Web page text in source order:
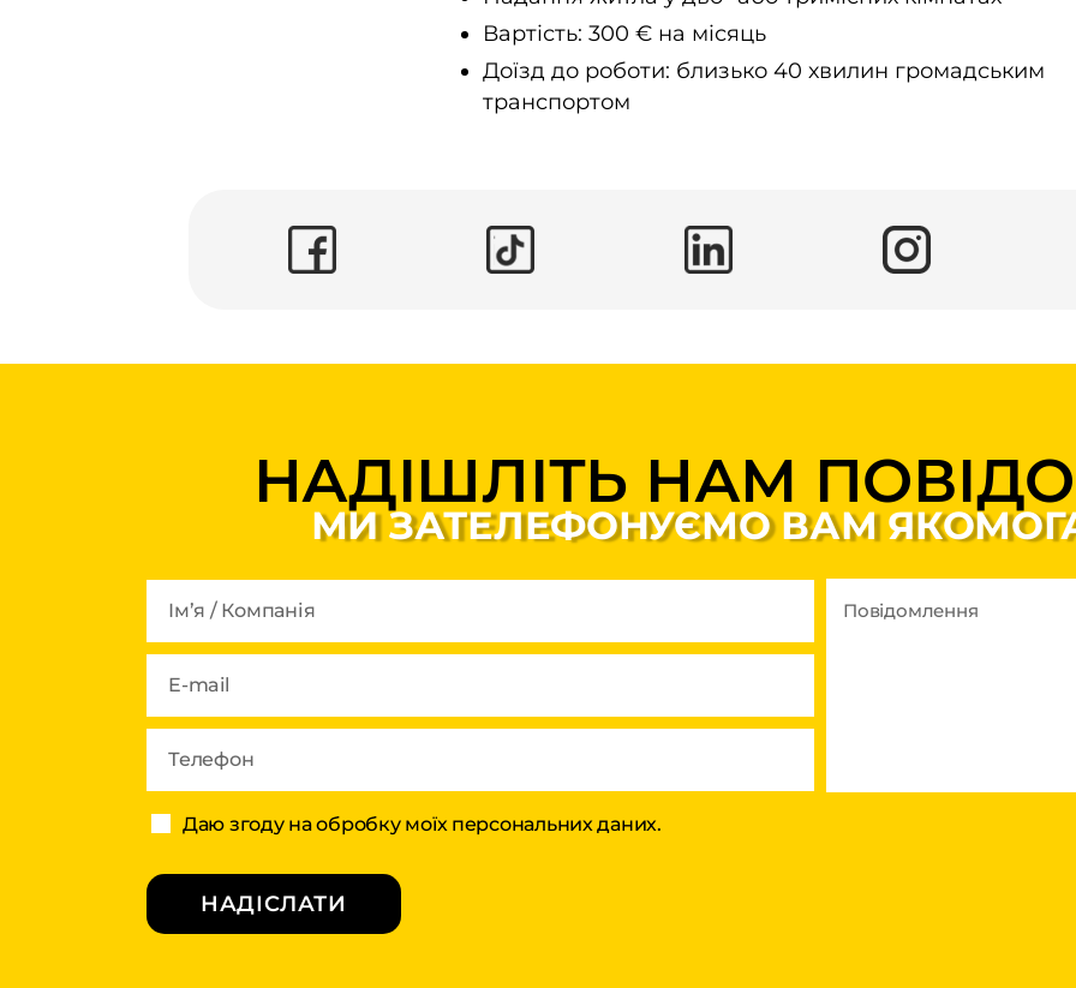
Вартість: 300 € на місяць
Доїзд до роботи: близько 40 хвилин громадським
транспортом
НАДІШЛІТЬ НАМ
МИ ЗАТЕЛЕФОНУЄМО ВАМ
Даю згоду на обробку моїх персональних даних.
НАДІСЛАТИ